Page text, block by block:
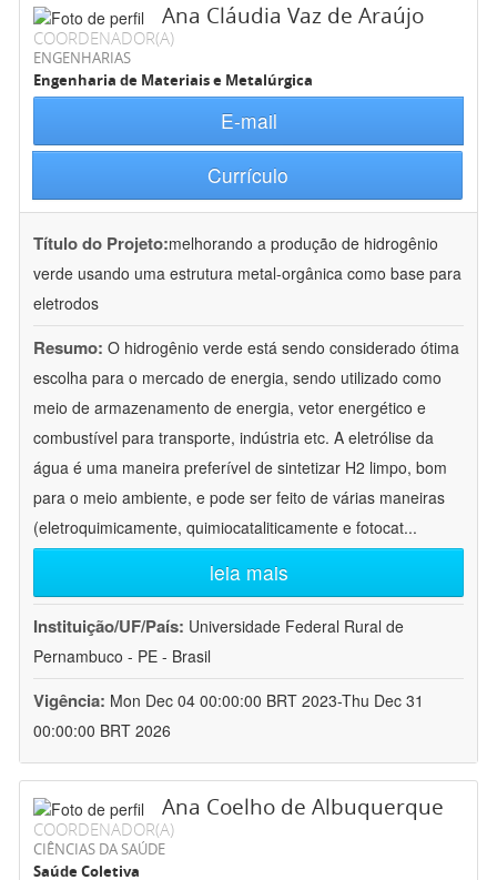
Ana Cláudia Vaz de Araújo
COORDENADOR(A)
ENGENHARIAS
Engenharia de Materiais e Metalúrgica
E-mail
Currículo
Título do Projeto:melhorando a produção de hidrogênio
verde usando uma estrutura metal-orgânica como base para
eletrodos
Resumo: O hidrogênio verde está sendo considerado ótima
escolha para o mercado de energia, sendo utilizado como
meio de armazenamento de energia, vetor energético e
combustível para transporte, indústria etc. A eletrólise da
água é uma maneira preferível de sintetizar H2 limpo, bom
para o meio ambiente, e pode ser feito de várias maneiras
(eletroquimicamente, quimiocataliticamente e fotocat...
leia mais
Instituição/UF/País: Universidade Federal Rural de
Pernambuco - PE - Brasil
Vigência: Mon Dec 04 00:00:00 BRT 2023-Thu Dec 31
00:00:00 BRT 2026
Ana Coelho de Albuquerque
COORDENADOR(A)
CIÊNCIAS DA SAÚDE
Saúde Coletiva